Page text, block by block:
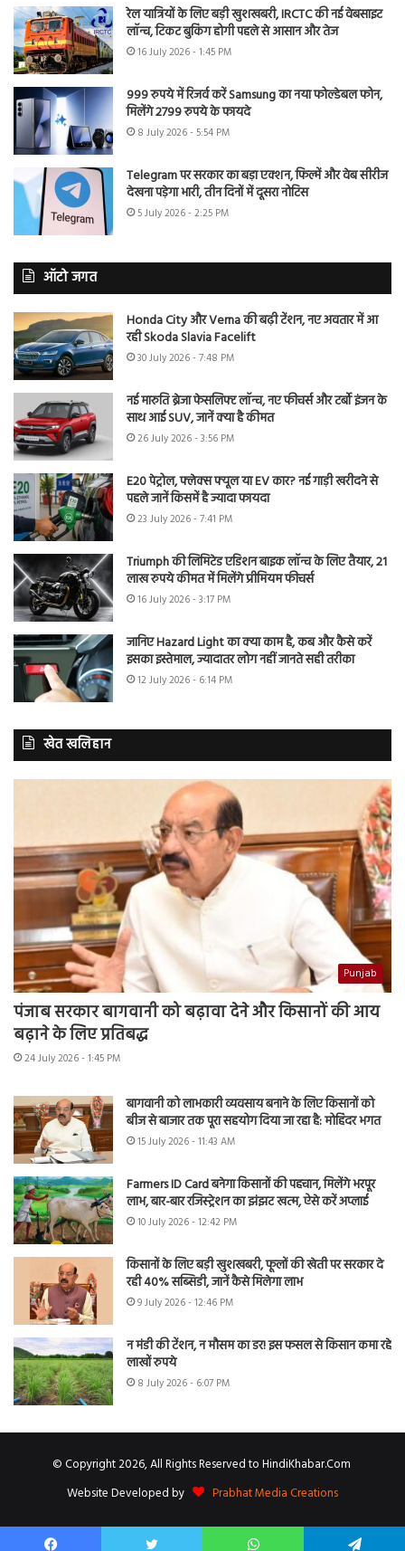
रेल यात्रियों के लिए बड़ी खुशखबरी, IRCTC की नई वेबसाइट
लॉन्च, टिकट बुकिंग होगी पहले से आसान और तेज
16 July 2026 - 1:45 PM
999 रुपये में रिजर्व करें Samsung का नया फोल्डेबल फोन,
मिलेंगे 2799 रुपये के फायदे
8 July 2026 - 5:54 PM
Telegram पर सरकार का बड़ा एक्शन, फिल्में और वेब सीरीज
देखना पड़ेगा भारी, तीन दिनों में दूसरा नोटिस
5 July 2026 - 2:25 PM
ऑटो जगत
Honda City और Verna की बढ़ी टेंशन, नए अवतार में आ
रही Skoda Slavia Facelift
30 July 2026 - 7:48 PM
नई मारुति ब्रेजा फेसलिफ्ट लॉन्च, नए फीचर्स और टर्बो इंजन के
साथ आई SUV, जानें क्या है कीमत
26 July 2026 - 3:56 PM
E20 पेट्रोल, फ्लेक्स फ्यूल या EV कार? नई गाड़ी खरीदने से
पहले जानें किसमें है ज्यादा फायदा
23 July 2026 - 7:41 PM
Triumph की लिमिटेड एडिशन बाइक लॉन्च के लिए तैयार, 21
लाख रुपये कीमत में मिलेंगे प्रीमियम फीचर्स
16 July 2026 - 3:17 PM
जानिए Hazard Light का क्या काम है, कब और कैसे करें
इसका इस्तेमाल, ज्यादातर लोग नहीं जानते सही तरीका
12 July 2026 - 6:14 PM
खेत खलिहान
Punjab
पंजाब सरकार बागवानी को बढ़ावा देने और किसानों की आय
बढ़ाने के लिए प्रतिबद्ध
24 July 2026 - 1:45 PM
बागवानी को लाभकारी व्यवसाय बनाने के लिए किसानों को
बीज से बाजार तक पूरा सहयोग दिया जा रहा है: मोहिंदर भगत
15 July 2026 - 11:43 AM
Farmers ID Card बनेगा किसानों की पहचान, मिलेंगे भरपूर
लाभ, बार-बार रजिस्ट्रेशन का झंझट खत्म, ऐसे करें अप्लाई
10 July 2026 - 12:42 PM
किसानों के लिए बड़ी खुशखबरी, फूलों की खेती पर सरकार दे
रही 40% सब्सिडी, जानें कैसे मिलेगा लाभ
9 July 2026 - 12:46 PM
न मंडी की टेंशन, न मौसम का डर! इस फसल से किसान कमा रहे
लाखों रुपये
8 July 2026 - 6:07 PM
© Copyright 2026, All Rights Reserved to HindiKhabar.Com
Website Developed by
Prabhat Media Creations